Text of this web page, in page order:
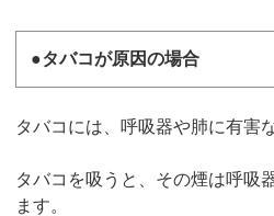
●タバコが原因の場合
タバコには、呼吸器や肺に有害
タバコを吸うと、その煙は呼吸
ます。